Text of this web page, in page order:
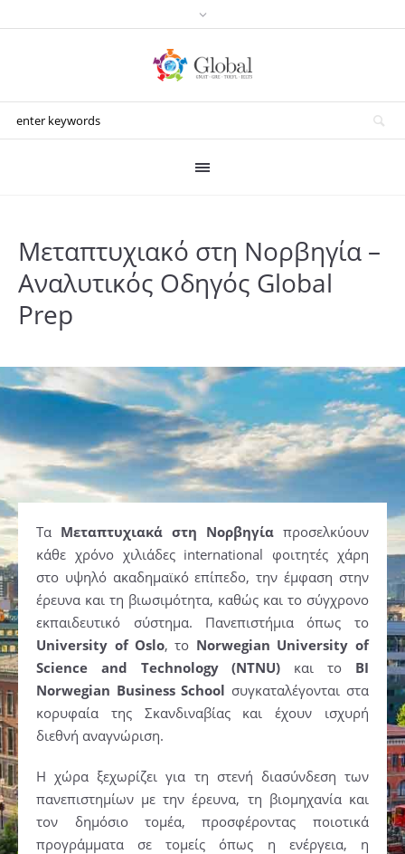
Μεταπτυχιακό στη Νορβηγία –
Αναλυτικός Οδηγός Global
Prep
Τα Μεταπτυχιακά στη Νορβηγίαπροσελκύουν
κάθε χρόνο χιλιάδες international φοιτητές χάρη
στο υψηλό ακαδημαϊκό επίπεδο, την έμφαση στην
έρευνα και τη βιωσιμότητα, καθώς και το σύγχρονο
εκπαιδευτικό σύστημα. Πανεπιστήμια όπως το
University of Oslo, το Norwegian University of
Science and Technology (NTNU)
και το BI
Norwegian Business School συγκαταλέγονται στα
κορυφαία της Σκανδιναβίας και έχουν ισχυρή
διεθνή αναγνώριση.
Η χώρα ξεχωρίζει για τη στενή διασύνδεση των
πανεπιστημίων με την έρευνα, τη βιομηχανία και
τον δημόσιο τομέα, προσφέροντας ποιοτικά
προγράμματα σε τομείς όπως η ενέργεια, η